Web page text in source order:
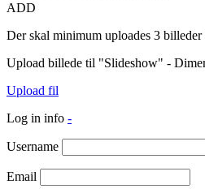
ADD
Der skal minimum uploades 3
Upload billede til "Slideshow" -
Upload fil
Log in info -
Username
Email